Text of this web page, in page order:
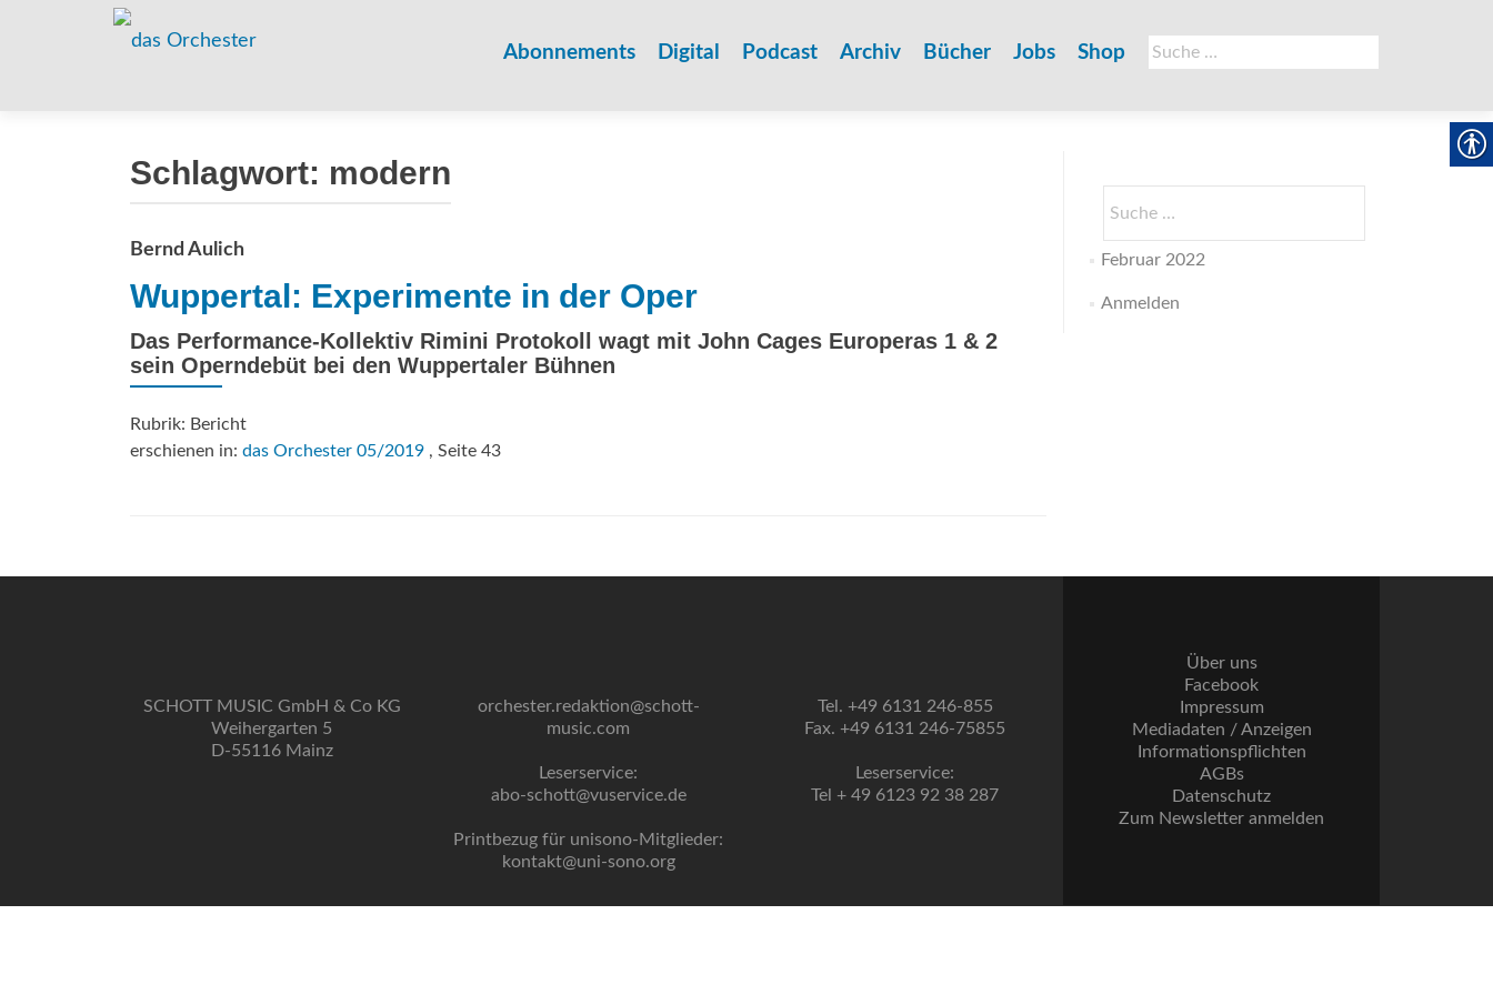
Suche
nach:
Abonnements Digital Podcast Archiv Bücher Jobs Shop
Schlagwort: modern
Bernd Aulich
Wuppertal: Experimente in der Oper
Das Performance-Kollektiv Rimini Protokoll wagt mit John Cages Europeras 1 & 2
sein Operndebüt bei den Wuppertaler Bühnen
Rubrik: Bericht
erschienen in: das Orchester 05/2019 , Seite 43
nach:
Februar 2022
Anmelden
SCHOTT MUSIC GmbH & Co KG
Weihergarten 5
D-55116 Mainz
orchester.redaktion@schott-
music.com
Leserservice:
abo-schott@vuservice.de
Printbezug für unisono-Mitglieder:
kontakt@uni-sono.org
Tel. +49 6131 246-855
Fax. +49 6131 246-75855
Leserservice:
Tel + 49 6123 92 38 287
Über uns
Facebook
Impressum
Mediadaten / Anzeigen
Informationspflichten
AGBs
Datenschutz
Zum Newsletter anmelden